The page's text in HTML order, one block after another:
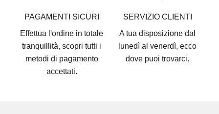
PAGAMENTI SICURI
Effettua l'ordine in totale
tranquillità, scopri tutti i
metodi di pagamento
accettati.
SERVIZIO CLIENTI
A tua disposizione dal
lunedì al venerdì, ecco
dove puoi trovarci.